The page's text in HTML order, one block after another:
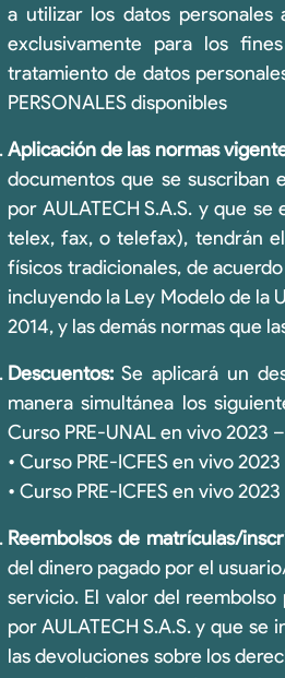
a utilizar los datos
exclusivamente para los
tratamiento de datos
PERSONALES disponibles
Aplicación de las normas
documentos que se suscriban
por AULATECH S.A.S. y que
telex, fax, o telefax), tendrán
físicos tradicionales, de
incluyendo la Ley Modelo de la
2014, y las demás normas que
Descuentos: Se aplicará un
manera simultánea los
Curso PRE-UNAL en vivo 2023
• Curso PRE-ICFES en vivo
• Curso PRE-ICFES en vivo
Reembolsos de matrículas/
del dinero pagado por el
servicio. El valor del
por AULATECH S.A.S. y que se
las devoluciones sobre los